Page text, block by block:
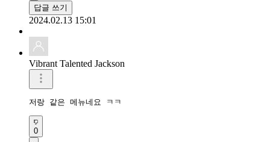
답글 쓰기
2024.02.13 15:01
Vibrant Talented Jackson
저랑 같은 메뉴네요 ㅋㅋ
0